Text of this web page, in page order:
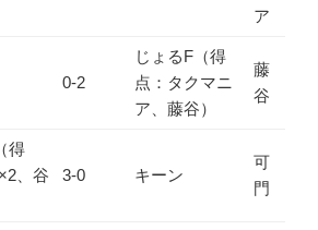
ア
0-2
じょるF（得
点：タクマニ
ア、藤谷）
藤
谷
得
、谷
3-0 キーン
可
門